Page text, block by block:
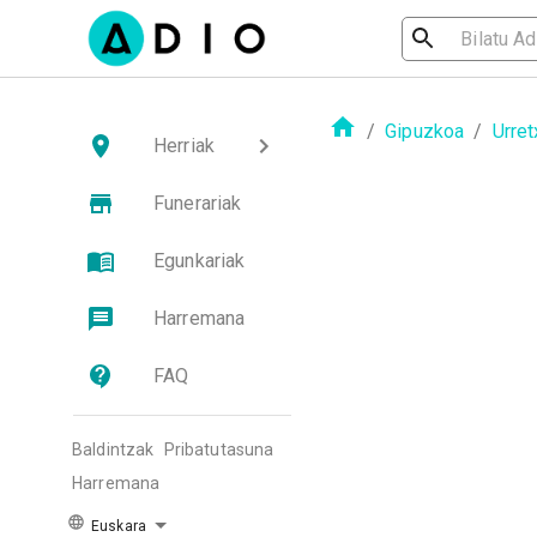
Herriak
Funerariak
Egunkariak
Harremana
FAQ
Baldintzak
Pribatutasuna
Harremana
Euskara
/ Gipuzkoa /